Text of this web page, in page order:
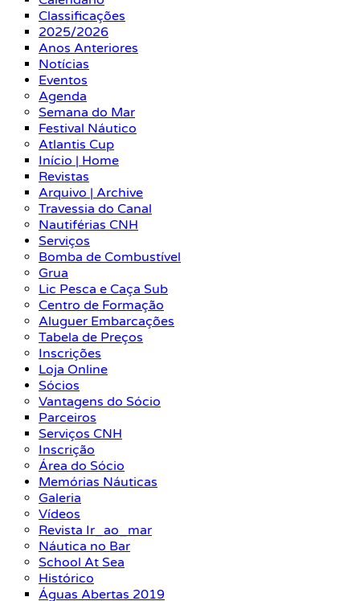
Classificações
2025/2026
Anos Anteriores
Notícias
Eventos
Agenda
Semana do Mar
Festival Náutico
Atlantis Cup
Início | Home
Revistas
Arquivo | Archive
Travessia do Canal
Nautiférias CNH
Serviços
Bomba de Combustível
Grua
Lic Pesca e Caça Sub
Centro de Formação
Aluguer Embarcações
Tabela de Preços
Inscrições
Loja Online
Sócios
Vantagens do Sócio
Parceiros
Serviços CNH
Inscrição
Área do Sócio
Memórias Náuticas
Galeria
Vídeos
Revista Ir_ao_mar
Náutica no Bar
School At Sea
Histórico
Águas Abertas 2019